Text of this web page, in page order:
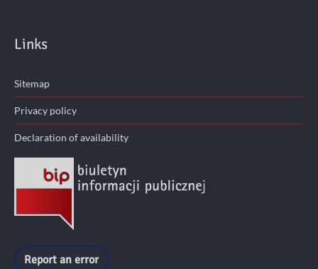
Links
Sitemap
Privacy policy
Declaration of availability
Report an error